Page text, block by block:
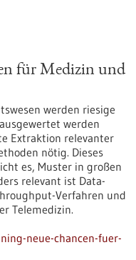
für Medizin und
werden riesige
werden
Extraktion relevanter
nötig. Dieses
es, Muster in großen
relevant ist Data-
Verfahren und
Telemedizin.
neue-chancen-fuer-